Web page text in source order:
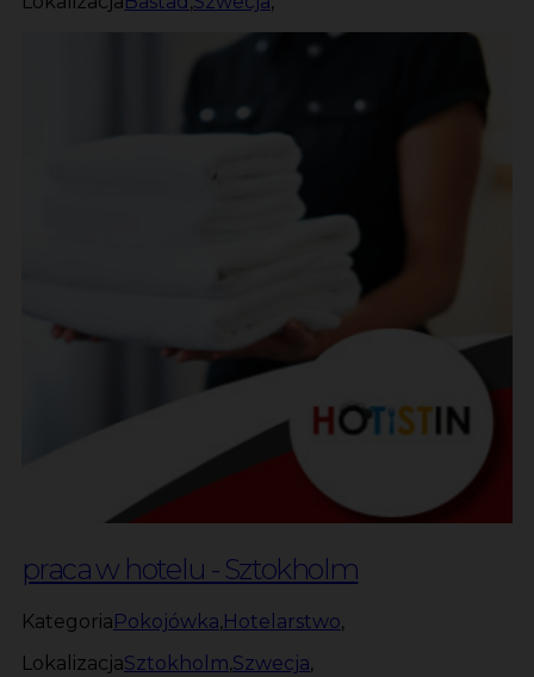
praca w hotelu - Sztokholm
Kategoria Pokojówka,Hotelarstwo,
LokalizacjaSztokholm,Szwecja,